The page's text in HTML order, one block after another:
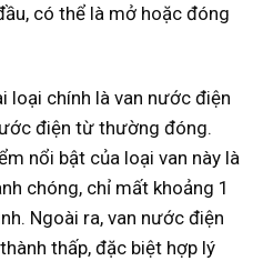
có thể là mở hoặc đóng
loại chính là van nước điện
điện từ thường đóng.
nổi bật của loại van này là
chóng, chỉ mất khoảng 1
Ngoài ra, van nước điện
thấp, đặc biệt hợp lý